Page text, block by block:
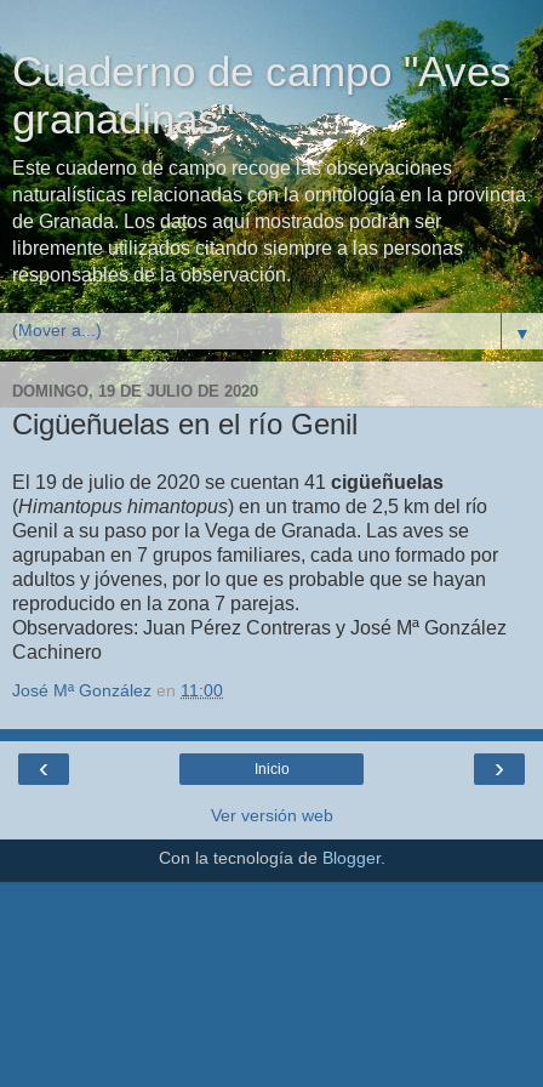
Cuaderno de campo "Aves
granadinas"
Este cuaderno de campo recoge las observaciones
naturalísticas relacionadas con la ornitología en la provincia
de Granada. Los datos aquí mostrados podrán ser
libremente utilizados citando siempre a las personas
responsables de la observación.
▼
DOMINGO, 19 DE JULIO DE 2020
Cigüeñuelas en el río Genil
El 19 de julio de 2020 se cuentan 41 cigüeñuelas
(Himantopus himantopus) en un tramo de 2,5 km del río
Genil a su paso por la Vega de Granada. Las aves se
agrupaban en 7 grupos familiares, cada uno formado por
adultos y jóvenes, por lo que es probable que se hayan
reproducido en la zona 7 parejas.
Observadores: Juan Pérez Contreras y José Mª González
Cachinero
José Mª González en 11:00
‹ ›
Inicio
Ver versión web
Con la tecnología de Blogger.